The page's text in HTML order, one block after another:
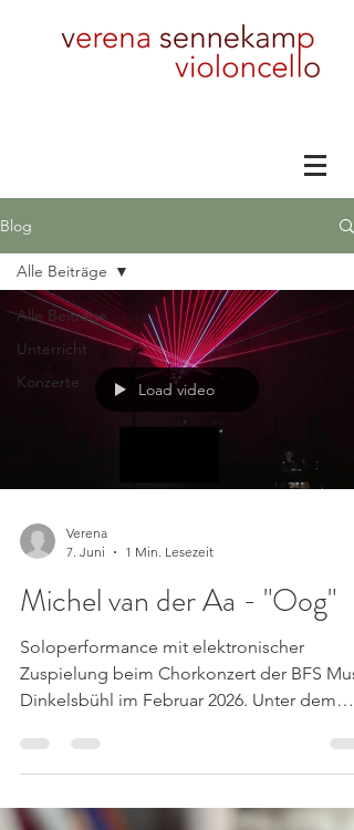
Blog
Alle Beiträge
Unterricht
Konzerte
Alle Beiträge
Load video
Verena
7. Juni
1 Min. Lesezeit
Michel van der Aa - "Oog"
Soloperformance mit elektronischer
Zuspielung beim Chorkonzert der BFS
Dinkelsbühl im Februar 2026. Unter dem
Vokal- und Instrumentalmusik zum Thema
Licht, kombiniert mit einer einzigartigen
modernen Laserlichtshow. Es war ein ganz